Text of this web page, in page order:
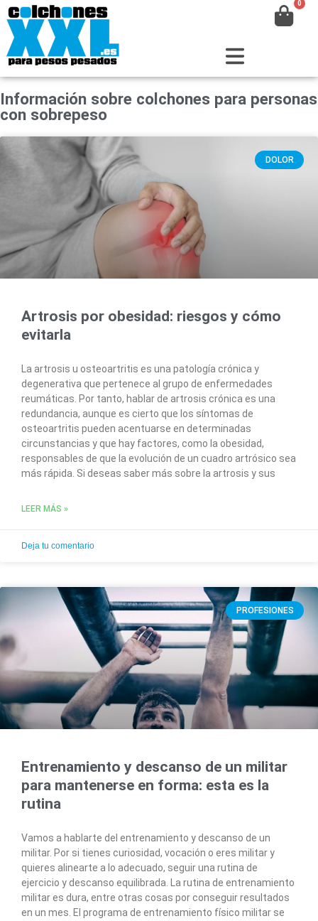
Información sobre colchones para personas
con sobrepeso
DOLOR
Artrosis por obesidad: riesgos y cómo
evitarla
La artrosis u osteoartritis es una patología crónica y
degenerativa que pertenece al grupo de enfermedades
reumáticas. Por tanto, hablar de artrosis crónica es una
redundancia, aunque es cierto que los síntomas de
osteoartritis pueden acentuarse en determinadas
circunstancias y que hay factores, como la obesidad,
responsables de que la evolución de un cuadro artrósico sea
más rápida. Si deseas saber más sobre la artrosis y sus
LEER MÁS »
Deja tu comentario
PROFESIONES
Entrenamiento y descanso de un militar
para mantenerse en forma: esta es la
rutina
Vamos a hablarte del entrenamiento y descanso de un
militar. Por si tienes curiosidad, vocación o eres militar y
quieres alinearte a lo adecuado, seguir una rutina de
ejercicio y descanso equilibrada. La rutina de entrenamiento
militar es dura, entre otras cosas por conseguir resultados
en un mes. El programa de entrenamiento físico militar se